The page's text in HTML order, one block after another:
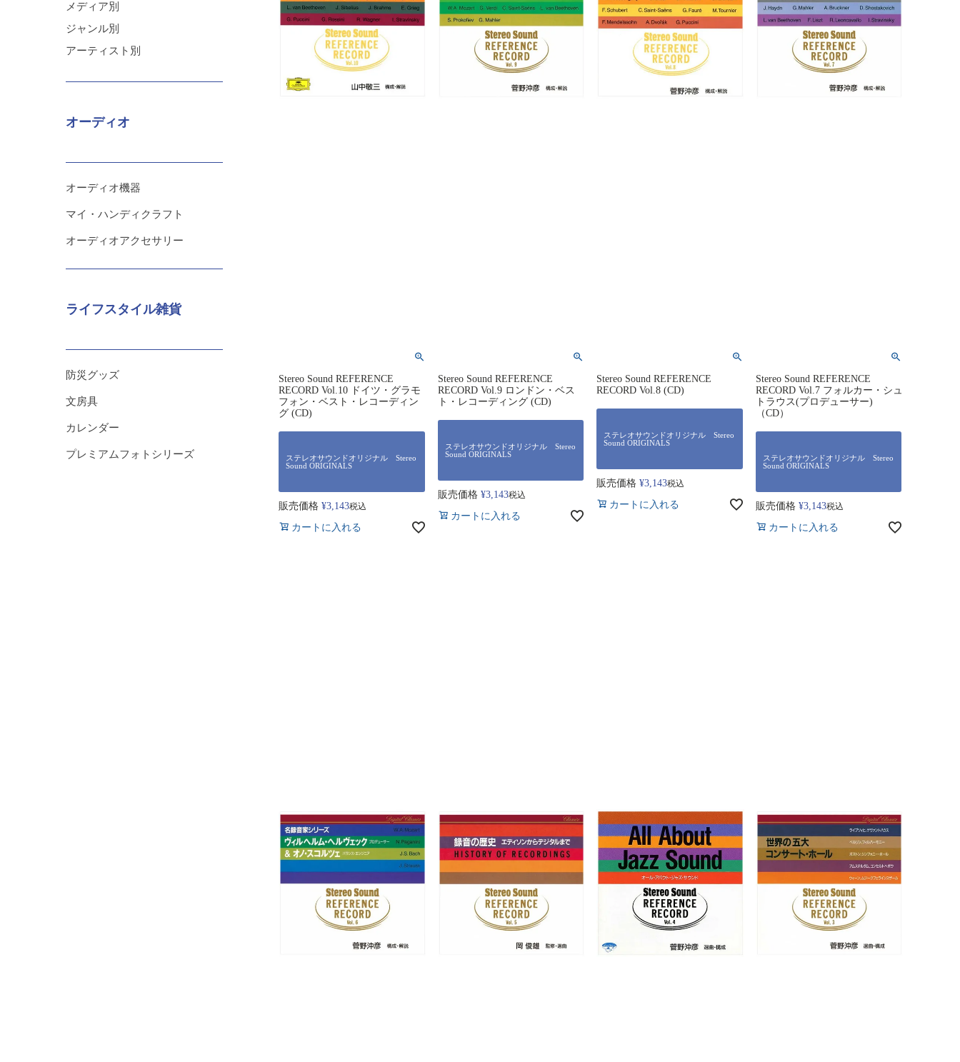
メディア別
ジャンル別
アーティスト別
オーディオ
オーディオ機器
マイ・ハンディクラフト
オーディオアクセサリー
ライフスタイル雑貨
防災グッズ
文房具
カレンダー
プレミアムフォトシリーズ
Stereo Sound REFERENCE
RECORD Vol.10 ドイツ・グラモ
フォン・ベスト・レコーディン
グ (CD)
ステレオサウンドオリジナル Stereo
Sound ORIGINALS
販売価格 ¥3,143税込
カートに入れる
Stereo Sound REFERENCE
RECORD Vol.9 ロンドン・ベス
ト・レコーディング (CD)
ステレオサウンドオリジナル Stereo
Sound ORIGINALS
販売価格 ¥3,143税込
カートに入れる
Stereo Sound REFERENCE
RECORD Vol.8 (CD)
ステレオサウンドオリジナル Stereo
Sound ORIGINALS
販売価格 ¥3,143税込
カートに入れる
Stereo Sound REFERENCE
RECORD Vol.7 フォルカー・シュ
トラウス(プロデューサー)
（CD）
ステレオサウンドオリジナル Stereo
Sound ORIGINALS
販売価格 ¥3,143税込
カートに入れる